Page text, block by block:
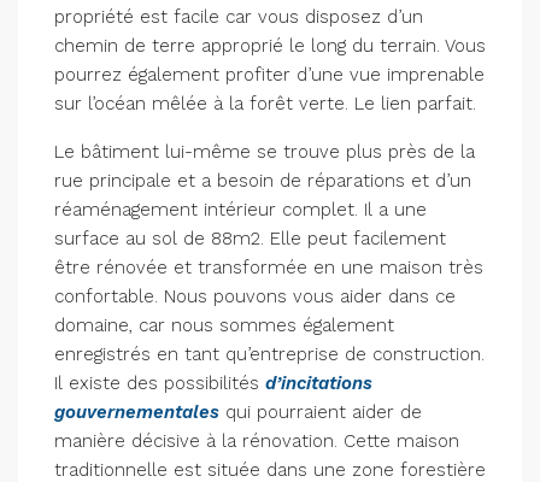
propriété est facile car vous disposez d’un
chemin de terre approprié le long du terrain. Vous
pourrez également profiter d’une vue imprenable
sur l’océan mêlée à la forêt verte. Le lien parfait.
Le bâtiment lui-même se trouve plus près de la
rue principale et a besoin de réparations et d’un
réaménagement intérieur complet. Il a une
surface au sol de 88m2. Elle peut facilement
être rénovée et transformée en une maison très
confortable. Nous pouvons vous aider dans ce
domaine, car nous sommes également
enregistrés en tant qu’entreprise de construction.
Il existe des possibilités d’incitations
gouvernementales qui pourraient aider de
manière décisive à la rénovation. Cette maison
traditionnelle est située dans une zone forestière